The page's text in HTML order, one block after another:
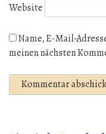
Website
Name, E-Mail-
meinen nächsten